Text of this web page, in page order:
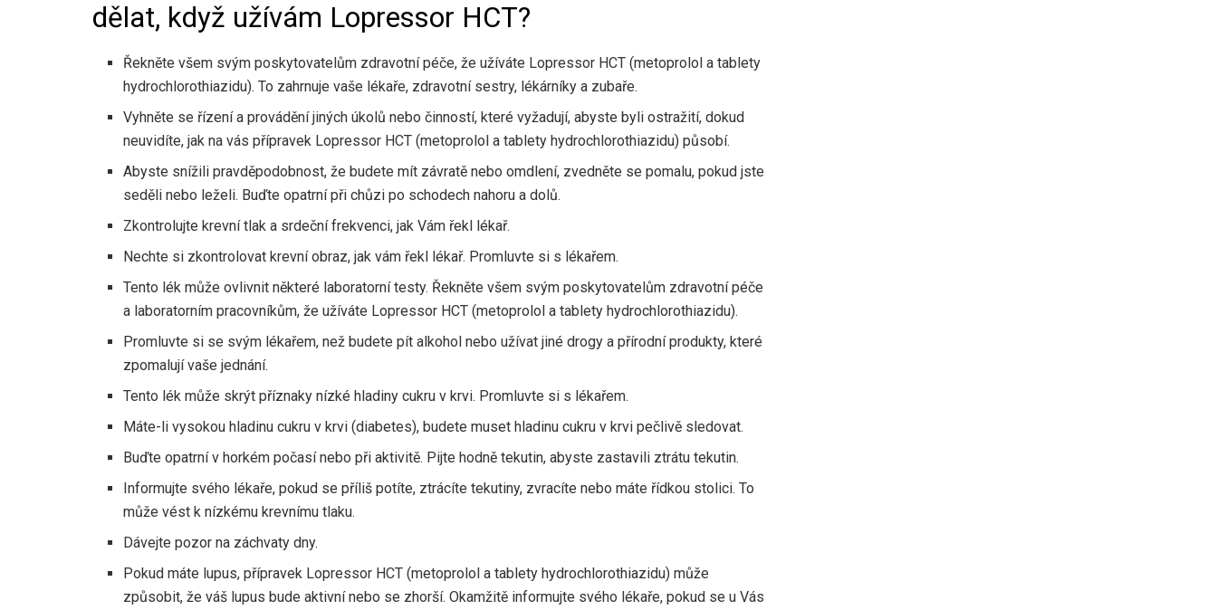
dělat, když užívám Lopressor HCT?
Řekněte všem svým poskytovatelům zdravotní péče, že užíváte Lopressor HCT (metoprolol a tablety
hydrochlorothiazidu). To zahrnuje vaše lékaře, zdravotní sestry, lékárníky a zubaře.
Vyhněte se řízení a provádění jiných úkolů nebo činností, které vyžadují, abyste byli ostražití, dokud
neuvidíte, jak na vás přípravek Lopressor HCT (metoprolol a tablety hydrochlorothiazidu) působí.
Abyste snížili pravděpodobnost, že budete mít závratě nebo omdlení, zvedněte se pomalu, pokud jste
seděli nebo leželi. Buďte opatrní při chůzi po schodech nahoru a dolů.
Zkontrolujte krevní tlak a srdeční frekvenci, jak Vám řekl lékař.
Nechte si zkontrolovat krevní obraz, jak vám řekl lékař. Promluvte si s lékařem.
Tento lék může ovlivnit některé laboratorní testy. Řekněte všem svým poskytovatelům zdravotní péče
a laboratorním pracovníkům, že užíváte Lopressor HCT (metoprolol a tablety hydrochlorothiazidu).
Promluvte si se svým lékařem, než budete pít alkohol nebo užívat jiné drogy a přírodní produkty, které
zpomalují vaše jednání.
Tento lék může skrýt příznaky nízké hladiny cukru v krvi. Promluvte si s lékařem.
Máte-li vysokou hladinu cukru v krvi (diabetes), budete muset hladinu cukru v krvi pečlivě sledovat.
Buďte opatrní v horkém počasí nebo při aktivitě. Pijte hodně tekutin, abyste zastavili ztrátu tekutin.
Informujte svého lékaře, pokud se příliš potíte, ztrácíte tekutiny, zvracíte nebo máte řídkou stolici. To
může vést k nízkému krevnímu tlaku.
Dávejte pozor na záchvaty dny.
Pokud máte lupus, přípravek Lopressor HCT (metoprolol a tablety hydrochlorothiazidu) může
způsobit, že váš lupus bude aktivní nebo se zhorší. Okamžitě informujte svého lékaře, pokud se u Vás